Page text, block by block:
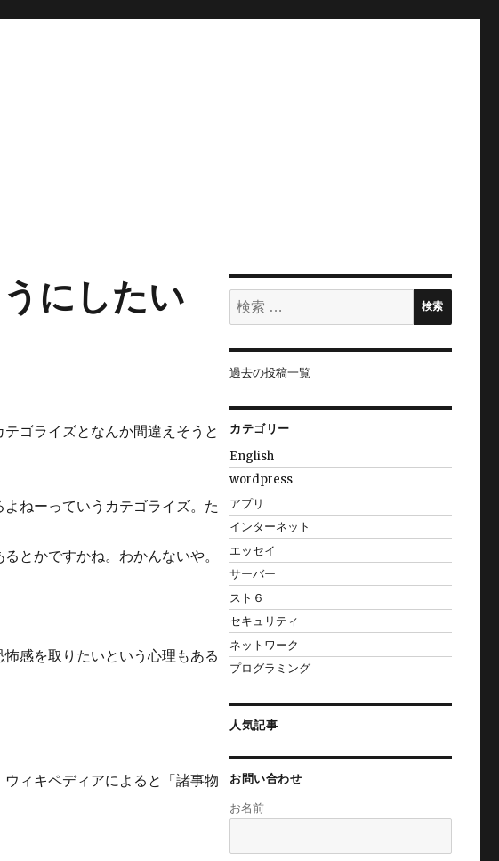
にしたい
ゴライズとなんか間違えそうと
ねーっていうカテゴライズ。た
とかですかね。わかんないや。
感を取りたいという心理もある
ィキペディアによると「諸事物
検
索:
検索
過去の投稿一覧
カテゴリー
English
wordpress
アプリ
インターネット
エッセイ
サーバー
スト６
セキュリティ
ネットワーク
プログラミング
人気記事
お問い合わせ
お名前